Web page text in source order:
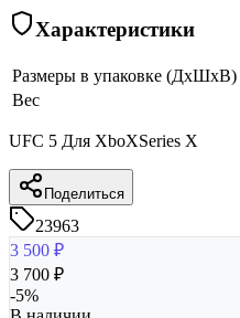
Характеристики
Размеры в упаковке (ДхШхВ)
Вес
UFC 5 Для XboXSeries X
Поделиться
23963
3 500 ₽
3 700 ₽
-5%